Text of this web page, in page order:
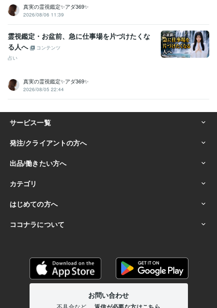
真実の霊視鑑定✨アダ369✨
2026/08/06 11:39
霊視鑑定・お盆前、急に仕事場を片づけたくな
る人へ
コンテンツ
占い
真実の霊視鑑定✨アダ369✨
2026/08/05 22:44